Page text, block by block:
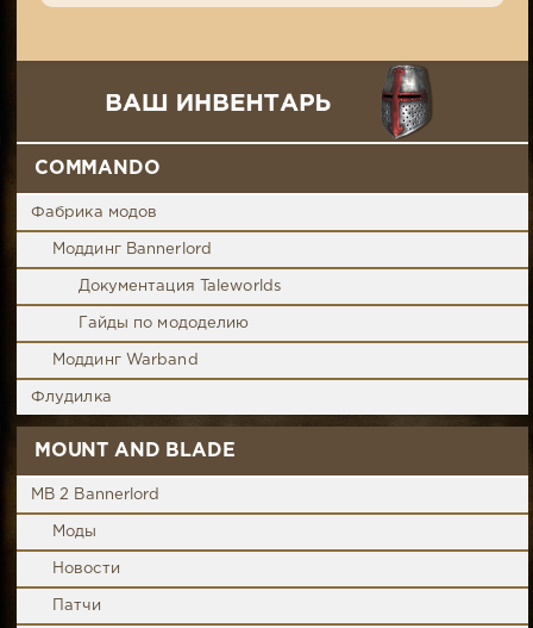
COMMANDO
Фабрика модов
Моддинг Bannerlord
Документация Taleworlds
Гайды по мододелию
Моддинг Warband
Флудилка
MOUNT AND BLADE
MB 2 Bannerlord
Моды
Новости
Патчи